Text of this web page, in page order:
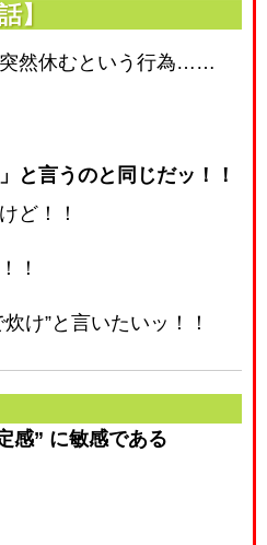
】
然休むという行為……
と言うのと同じだッ！！
ど！！
！
け”と言いたいッ！！
感” に敏感である